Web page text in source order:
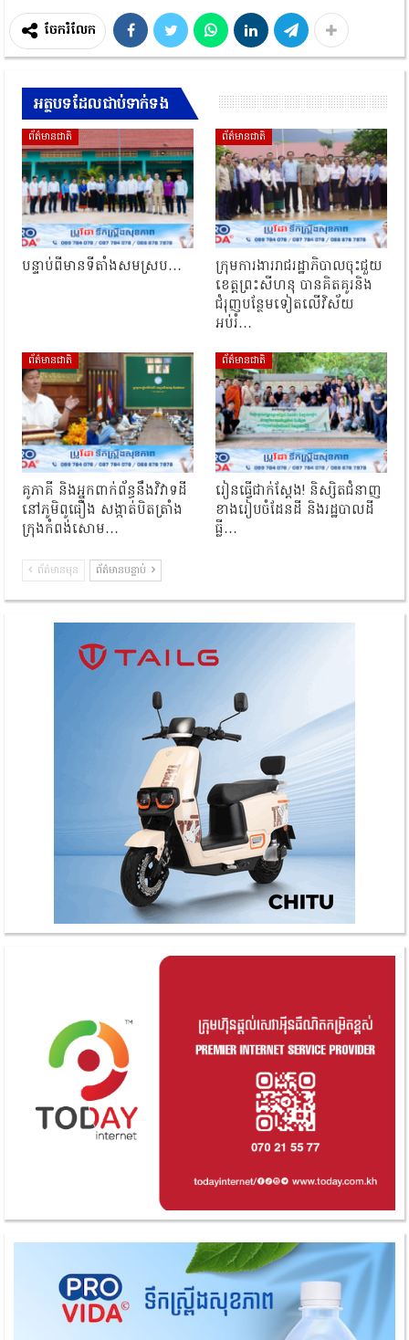
ចែករំលែក
អត្ថបទដែលជាប់ទាក់ទង
ព័ត៌មានជាតិ
បន្ទាប់ពីមានទីតាំងសមស្រប…
ព័ត៌មានជាតិ
ក្រុមការងាររាជរដ្ឋាភិបាលចុះជួយ
ខេត្តព្រះសីហនុ បានគិតគូរនិង
ជំរុញបន្ថែមទៀតលើវិស័យ
អប់រំ…
ព័ត៌មានជាតិ
គូភាគី និងអ្នកពាក់ព័ន្ធនឹងវិវាទដី
នៅភូមិពូធឿង សង្កាត់បិតត្រាំង
ក្រុងកំពង់សោម…
ព័ត៌មានជាតិ
រៀនធ្វើជាក់ស្ដែង! និស្សិតជំនាញ
ខាងរៀបចំដែនដី និងរដ្ឋបាលដី
ធ្លី…
ព័ត៌មានមុន ព័ត៌មានបន្ទាប់